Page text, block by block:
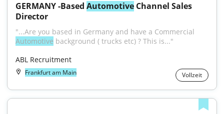
GERMANY -Based Automotive Channel Sales
Director
Automotive background ( trucks etc) ? This is..."
ABL Recruitment
Frankfurt am Main Vollzeit